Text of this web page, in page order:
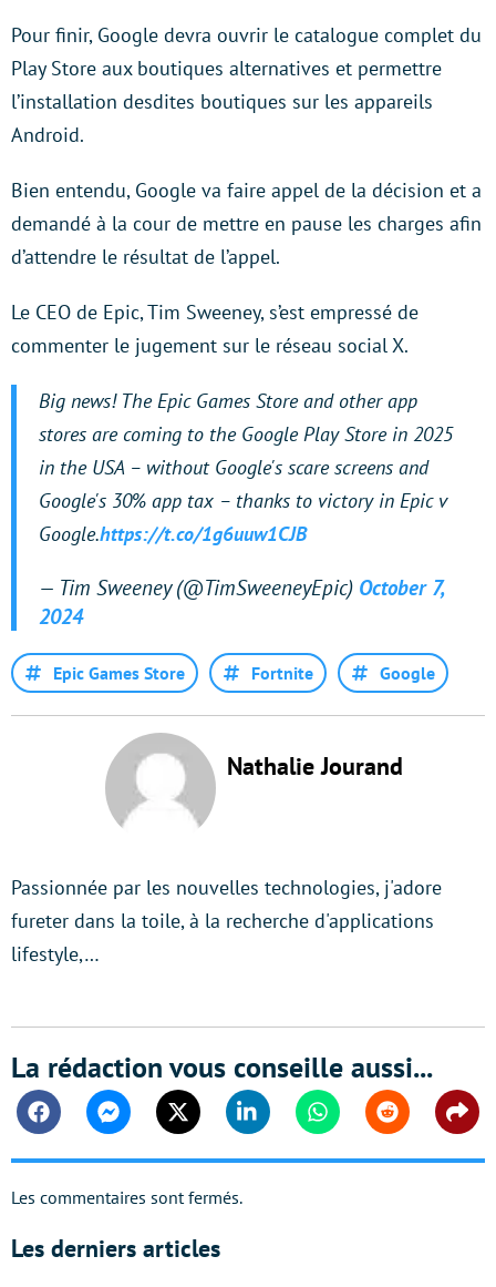
Pour finir, Google devra ouvrir le catalogue complet du
Play Store aux boutiques alternatives et permettre
l’installation desdites boutiques sur les appareils
Android.
Bien entendu, Google va faire appel de la décision et a
demandé à la cour de mettre en pause les charges afin
d’attendre le résultat de l’appel.
Le CEO de Epic, Tim Sweeney, s’est empressé de
commenter le jugement sur le réseau social X.
Big news! The Epic Games Store and other app
stores are coming to the Google Play Store in 2025
in the USA – without Google's scare screens and
Google's 30% app tax – thanks to victory in Epic v
Google.https://t.co/1g6uuw1CJB
— Tim Sweeney (@TimSweeneyEpic) October 7,
2024
Epic Games Store Fortnite Google
Nathalie Jourand
Passionnée par les nouvelles technologies, j'adore
fureter dans la toile, à la recherche d'applications
lifestyle,…
La rédaction vous conseille aussi...
FacebookMessengerTwitter Linkedin WhatsappReddit
Les commentaires sont fermés.
Les derniers articles